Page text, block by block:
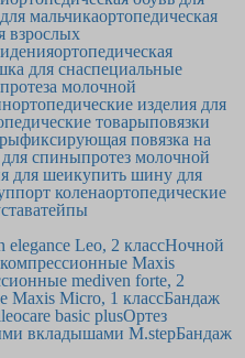
мальчикаортопедическая
взрослых
ортопедическая
для снаспециальные
молочной
ортопедические изделия для
товарыповязки
фиксирующая повязка на
для спиныпротез молочной
для шеикупить шину для
коленаортопедические
тейпы
Leo, 2 классНочной
Maxis
mediven forte, 2
Maxis Micro, 1 классБандаж
basic plusОртез
вкладышами M.stepБандаж